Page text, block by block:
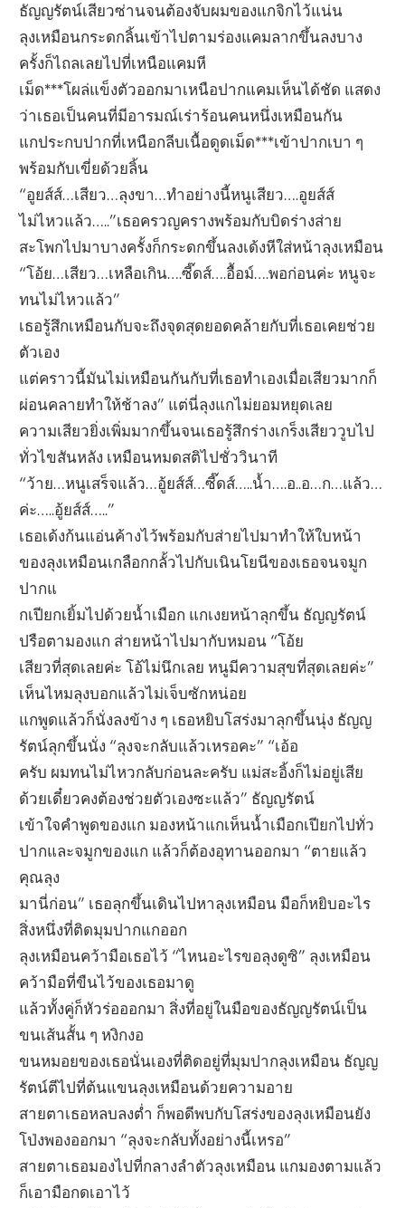
ธัญญรัตน์เสียวซ่านจนต้องจับผมของแกจิกไว้แน่น
ลุงเหมือนกระดกลิ้นเข้าไปตามร่องแคมลากขึ้นลงบาง
ครั้งก็ไถลเลยไปที่เหนือแคมหี
เม็ด***โผล่แข็งตัวออกมาเหนือปากแคมเห็นได้ชัด แสดง
ว่าเธอเป็นคนที่มีอารมณ์เร่าร้อนคนหนึ่งเหมือนกัน
แกประกบปากที่เหนือกลีบเนื้อดูดเม็ด***เข้าปากเบา ๆ
พร้อมกับเขี่ยด้วยลิ้น
“อูยส์ส์…เสียว…ลุงขา…ทำอย่างนี้หนูเสียว….อูยส์ส์
ไม่ไหวแล้ว…..”เธอครวญครางพร้อมกับบิดร่างส่าย
สะโพกไปมาบางครั้งก็กระดกขึ้นลงเด้งหีใส่หน้าลุงเหมือน
“โอ้ย…เสียว…เหลือเกิน….ซี๊ดส์….อื้อม์….พอก่อนค่ะ หนูจะ
ทนไม่ไหวแล้ว”
เธอรู้สึกเหมือนกับจะถึงจุดสุดยอดคล้ายกับที่เธอเคยช่วย
ตัวเอง
แต่คราวนี้มันไม่เหมือนกันกับที่เธอทำเองเมื่อเสียวมากก็
ผ่อนคลายทำให้ช้าลง” แต่นี่ลุงแกไม่ยอมหยุดเลย
ความเสียวยิ่งเพิ่มมากขึ้นจนเธอรู้สึกร่างเกร็งเสียววูบไป
ทั่วไขสันหลัง เหมือนหมดสติไปชั่ววินาที
“ว้าย…หนูเสร็จแล้ว…อู้ยส์ส์…ซี๊ดส์…..น้ำ….อ..อ…ก…แล้ว…
ค่ะ…..อู้ยส์ส์…..”
เธอเด้งก้นแอ่นค้างไว้พร้อมกับส่ายไปมาทำให้ใบหน้า
ของลุงเหมือนเกลือกกลั้วไปกับเนินโยนีของเธอจนจมูก
ปากแ
กเปียกเยิ้มไปด้วยน้ำเมือก แกเงยหน้าลุกขึ้น ธัญญรัตน์
ปรือตามองแก ส่ายหน้าไปมากับหมอน “โอ้ย
เสียวที่สุดเลยค่ะ โอ้ไม่นึกเลย หนูมีความสุขที่สุดเลยค่ะ”
เห็นไหมลุงบอกแล้วไม่เจ็บซักหน่อย
แกพูดแล้วก็นั่งลงข้าง ๆ เธอหยิบโสร่งมาลุกขึ้นนุ่ง ธัญญ
รัตน์ลุกขึ้นนั่ง “ลุงจะกลับแล้วเหรอคะ” “เอ้อ
ครับ ผมทนไม่ไหวกลับก่อนละครับ แม่สะอิ้งก็ไม่อยู่เสีย
ด้วยเดี๋ยวคงต้องช่วยตัวเองซะแล้ว” ธัญญรัตน์
เข้าใจคำพูดของแก มองหน้าแกเห็นน้ำเมือกเปียกไปทั่ว
ปากและจมูกของแก แล้วก็ต้องอุทานออกมา “ตายแล้ว
คุณลุง
มานี่ก่อน” เธอลุกขึ้นเดินไปหาลุงเหมือน มือก็หยิบอะไร
สิ่งหนึ่งที่ติดมุมปากแกออก
ลุงเหมือนคว้ามือเธอไว้ “ไหนอะไรขอลุงดูซิ” ลุงเหมือน
คว้ามือที่ขืนไว้ของเธอมาดู
แล้วทั้งคู่ก็หัวร่อออกมา สิ่งที่อยู่ในมือของธัญญรัตน์เป็น
ขนเส้นสั้น ๆ หงิกงอ
ขนหมอยของเธอนั่นเองที่ติดอยู่ที่มุมปากลุงเหมือน ธัญญ
รัตน์ตีไปที่ต้นแขนลุงเหมือนด้วยความอาย
สายตาเธอหลบลงต่ำ ก็พอดีพบกับโสร่งของลุงเหมือนยัง
โป่งพองออกมา “ลุงจะกลับทั้งอย่างนี้เหรอ”
สายตาเธอมองไปที่กลางลำตัวลุงเหมือน แกมองตามแล้ว
ก็เอามือกดเอาไว้